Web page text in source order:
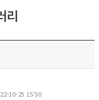
리
10-25 15:50